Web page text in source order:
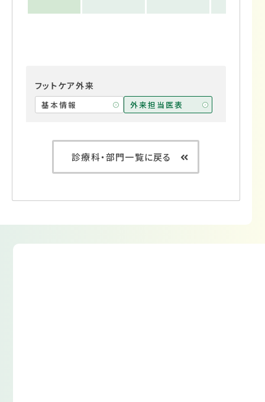
フットケア外来
基本情報 外来担当医表
診療科・部門一覧に戻る